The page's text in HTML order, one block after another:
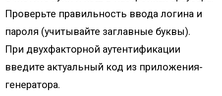
Проверьте правильность ввода логина и
пароля (учитывайте заглавные буквы).
При двухфакторной аутентификации
введите актуальный код из приложения-
генератора.